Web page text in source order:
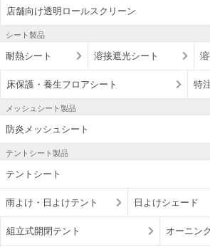
店舗向け透明ロールスクリーン
シート製品
耐熱シート 溶接遮光シート
床保護・養生フロアシート 特
メッシュシート製品
防炎メッシュシート
テントシート製品
テントシート
雨よけ・日よけテント 日よけシェード
組立式開閉テント オーニン